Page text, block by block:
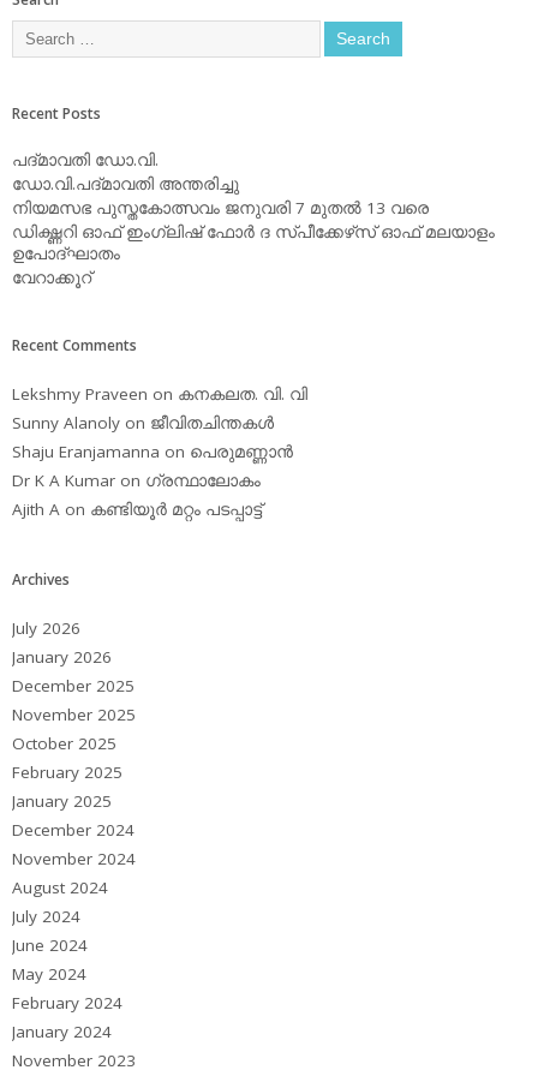
Recent Posts
പദ്മാവതി ഡോ.വി.
ഡോ.വി.പദ്മാവതി അന്തരിച്ചു
നിയമസഭ പുസ്തകോത്സവം ജനുവരി 7 മുതല്‍ 13 വരെ
ഡിക്ഷ്ണറി ഓഫ് ഇംഗ്ലിഷ് ഫോര്‍ ദ സ്പീക്കേഴ്‌സ് ഓഫ് മലയാളം
ഉപോദ്ഘാതം
വേറാക്കൂറ്
Recent Comments
Lekshmy Praveen on കനകലത. വി. വി
Sunny Alanoly on ജീവിതചിന്തകള്‍
Shaju Eranjamanna on പെരുമണ്ണാന്‍
Dr K A Kumar on ഗ്രന്ഥാലോകം
Ajith A on കണ്ടിയൂര്‍ മറ്റം പടപ്പാട്ട്‌
Archives
July 2026
January 2026
December 2025
November 2025
October 2025
February 2025
January 2025
December 2024
November 2024
August 2024
July 2024
June 2024
May 2024
February 2024
January 2024
November 2023